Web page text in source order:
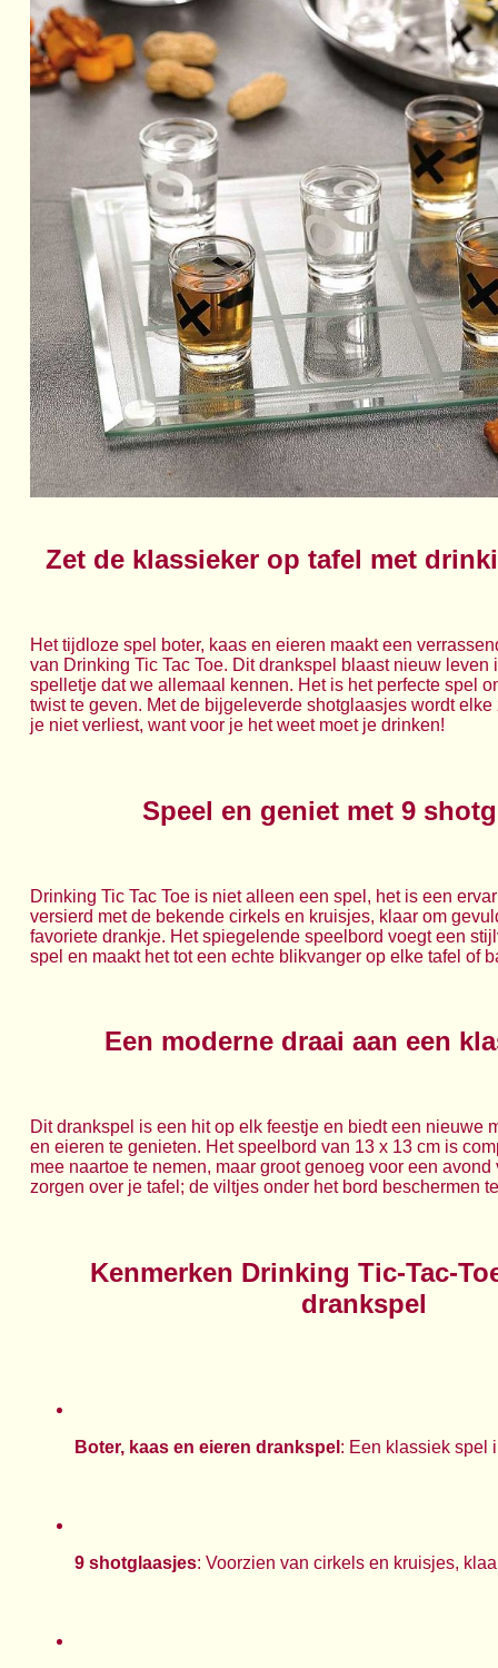
Zet de klassieker op tafel met
Het tijdloze spel boter, kaas en eieren maakt een
van Drinking Tic Tac Toe. Dit drankspel blaast nieuw leven
spelletje dat we allemaal kennen. Het is het perfecte spel
twist te geven. Met de bijgeleverde shotglaasjes wordt
je niet verliest, want voor je het weet moet je drinken!
Speel en geniet met 9
Drinking Tic Tac Toe is niet alleen een spel, het is een
versierd met de bekende cirkels en kruisjes, klaar om
favoriete drankje. Het spiegelende speelbord voegt een
spel en maakt het tot een echte blikvanger op elke tafel of
Een moderne draai aan een
Dit drankspel is een hit op elk feestje en biedt een nieuwe
en eieren te genieten. Het speelbord van 13 x 13 cm is
mee naartoe te nemen, maar groot genoeg voor een
zorgen over je tafel; de viltjes onder het bord beschermen
Kenmerken Drinking Tic-Tac-
drankspel
Boter, kaas en eieren drankspel : Een klassiek spel
9 shotglaasjes: Voorzien van cirkels en kruisjes,